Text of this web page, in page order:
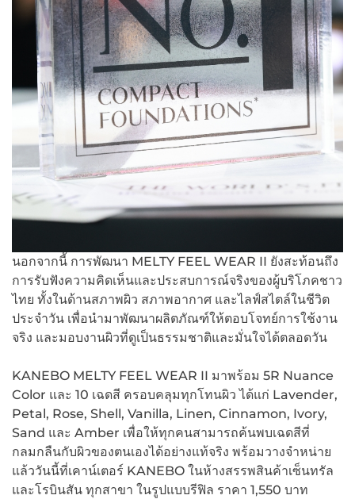
นอกจากนี้ การพัฒนา MELTY FEEL WEAR II ยังสะท้อนถึง
การรับฟังความคิดเห็นและประสบการณ์จริงของผู้บริโภคชาว
ไทย ทั้งในด้านสภาพผิว สภาพอากาศ และไลฟ์สไตล์ในชีวิต
ประจำวัน เพื่อนำมาพัฒนาผลิตภัณฑ์ให้ตอบโจทย์การใช้งาน
จริง และมอบงานผิวที่ดูเป็นธรรมชาติและมั่นใจได้ตลอดวัน
KANEBO MELTY FEEL WEAR II มาพร้อม 5R Nuance
Color และ 10 เฉดสี ครอบคลุมทุกโทนผิว ได้แก่ Lavender,
Petal, Rose, Shell, Vanilla, Linen, Cinnamon, Ivory,
Sand และ Amber เพื่อให้ทุกคนสามารถค้นพบเฉดสีที่
กลมกลืนกับผิวของตนเองได้อย่างแท้จริง พร้อมวางจำหน่าย
แล้ววันนี้ที่เคาน์เตอร์ KANEBO ในห้างสรรพสินค้าเซ็นทรัล
และโรบินสัน ทุกสาขา ในรูปแบบรีฟิล ราคา 1,550 บาท